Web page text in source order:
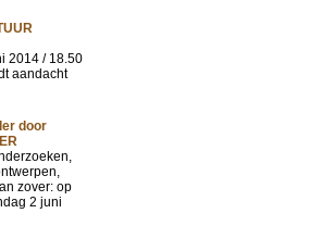
2014 / 18.50
aandacht
door
zover: op
2 juni